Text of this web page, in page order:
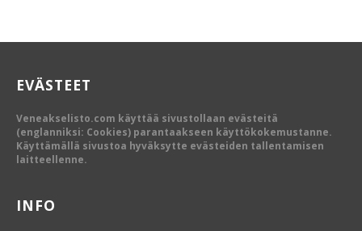
EVÄSTEET
Veneakselisto.com käyttää sivustollaan evästeitä
(englanniksi: Cookies) parantaakseen käyttökokemustanne.
Käyttämällä sivustoa hyväksytte evästeiden tallentamisen
laitteellenne.
INFO